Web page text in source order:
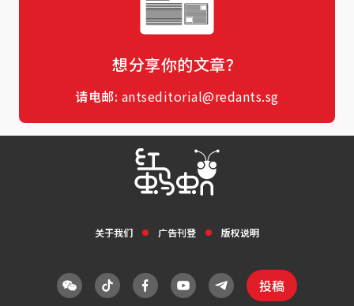
想分享你的文章？
请电邮: antseditorial@redants.sg
关于我们 广告刊登 版权说明
投稿